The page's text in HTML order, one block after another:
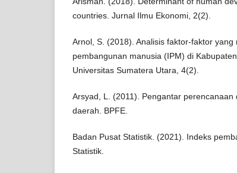
countries. Jurnal Ilmu Ekonomi, 2(2).
Arnol, S. (2018). Analisis faktor-faktor
pembangunan manusia (IPM) di
Universitas Sumatera Utara, 4(2).
Arsyad, L. (2011). Pengantar
daerah. BPFE.
Badan Pusat Statistik. (2021). Indeks
Statistik.